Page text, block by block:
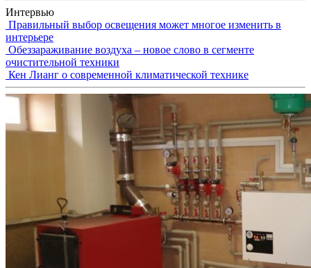
Интервью
Правильный выбор освещения может многое изменить в
интерьере
Обеззараживание воздуха – новое слово в сегменте
очистительной техники
Кен Лианг о современной климатической технике